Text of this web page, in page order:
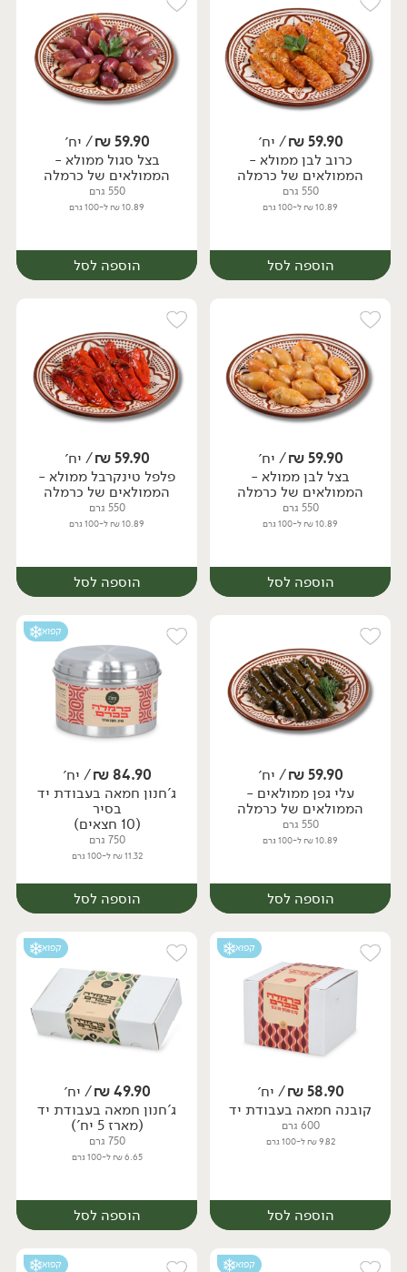
יח׳ יח׳
59.90
₪/ יח׳
כרוב לבן ממולא -
הממולאים של כרמלה
550 גרם
10.89 ₪ ל-100 גרם
הוספה לסל
יח׳
59.90
₪/ יח׳
בצל סגול ממולא -
הממולאים של כרמלה
550 גרם
10.89 ₪ ל-100 גרם
הוספה לסל
יח׳
59.90
₪/ יח׳
בצל לבן ממולא -
הממולאים של כרמלה
550 גרם
10.89 ₪ ל-100 גרם
הוספה לסל
יח׳
59.90
₪/ יח׳
פלפל טינקרבל ממולא -
הממולאים של כרמלה
550 גרם
10.89 ₪ ל-100 גרם
הוספה לסל
יח׳
59.90
₪/ יח׳
עלי גפן ממולאים -
הממולאים של כרמלה
550 גרם
10.89 ₪ ל-100 גרם
הוספה לסל
יח׳
קפוא
84.90
₪/ יח׳
ג'חנון חמאה בעבודת יד
בסיר
(10 חצאים)
750 גרם
11.32 ₪ ל-100 גרם
הוספה לסל
יח׳
קפוא
58.90
₪/ יח׳
קובנה חמאה בעבודת יד
600 גרם
9.82 ₪ ל-100 גרם
הוספה לסל
קפוא
49.90
₪/ יח׳
ג'חנון חמאה בעבודת יד
(מארז 5 יח')
750 גרם
6.65 ₪ ל-100 גרם
הוספה לסל
קפוא קפוא